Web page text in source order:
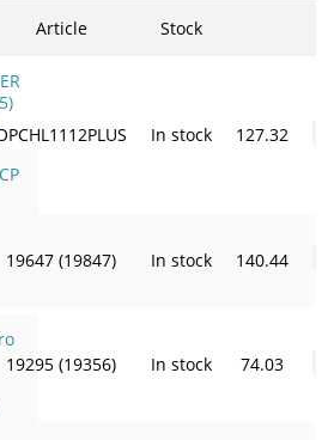
Article Stock
In stock 127.32
19647 (19847) In stock 140.44
19295 (19356) In stock 74.03